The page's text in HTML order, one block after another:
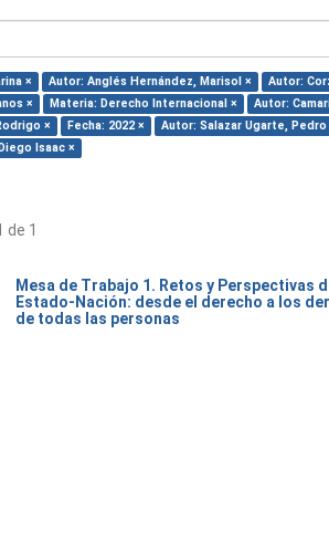
× Autor: Anglés Hernández, Marisol × Autor:
×
Materia: Derecho Internacional × Autor:
×
Fecha: 2022 × Autor: Salazar Ugarte, Pedro
Isaac ×
1
Mesa de Trabajo 1. Retos y Perspectivas
Estado-Nación: desde el derecho a los
de todas las personas